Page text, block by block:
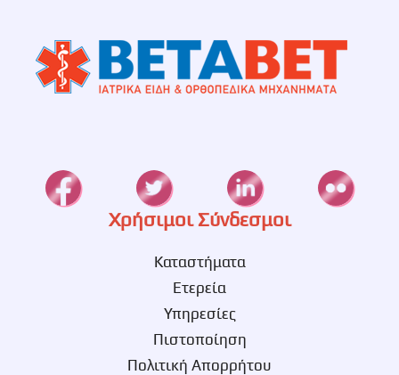
Χρήσιμοι Σύνδεσμοι
Καταστήματα
Ετερεία
Υπηρεσίες
Πιστοποίηση
Πολιτική Απορρήτου